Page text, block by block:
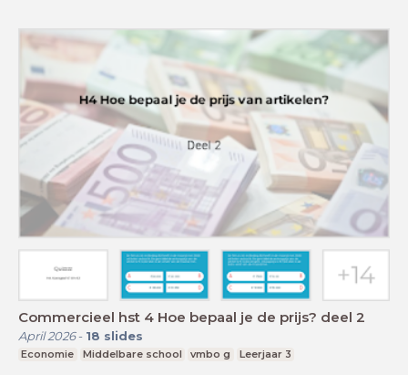
Commercieel hst 4 Hoe bepaal je de prijs? deel 2
April 2026- 18 slides
Economie Middelbare school vmbo g Leerjaar 3